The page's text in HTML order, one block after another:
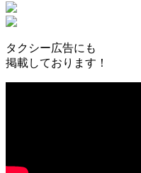
タクシー広告にも
掲載しております！